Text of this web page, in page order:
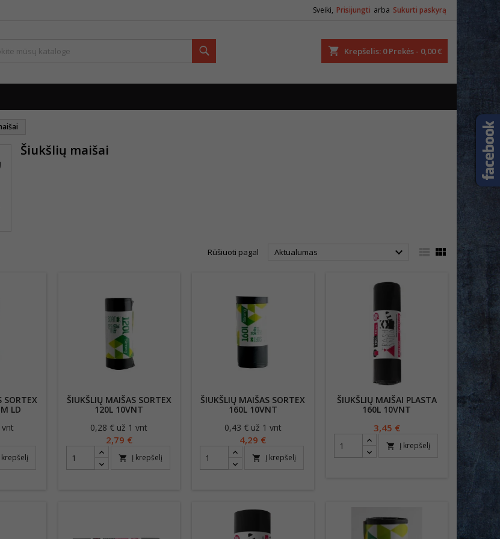
Sveiki, Prisijungti arba Sukurti paskyrą
Krepšelis 0 Prekės - 0,00 €
Šiukšlių maišai
Rūšiuoti pagal Aktualumas  
SORTEX
LD
krepšelį
ŠIUKŠLIŲ MAIŠAS SORTEX
120L 10VNT
Kaina
0,28 € už 1 vnt
2,79 €
shopping_cart Į krepšelį
ŠIUKŠLIŲ MAIŠAS SORTEX
160L 10VNT
Kaina
0,43 € už 1 vnt
4,29 €
shopping_cart Į krepšelį
ŠIUKŠLIŲ MAIŠAI PLASTA
160L 10VNT
Kaina
3,45 €
shopping_cart Į krepšelį